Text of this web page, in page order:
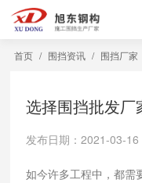
首页 / 围挡资讯 / 围挡厂家
选择围挡批发厂
发布日期：2021-03-
如今许多工程中，都需